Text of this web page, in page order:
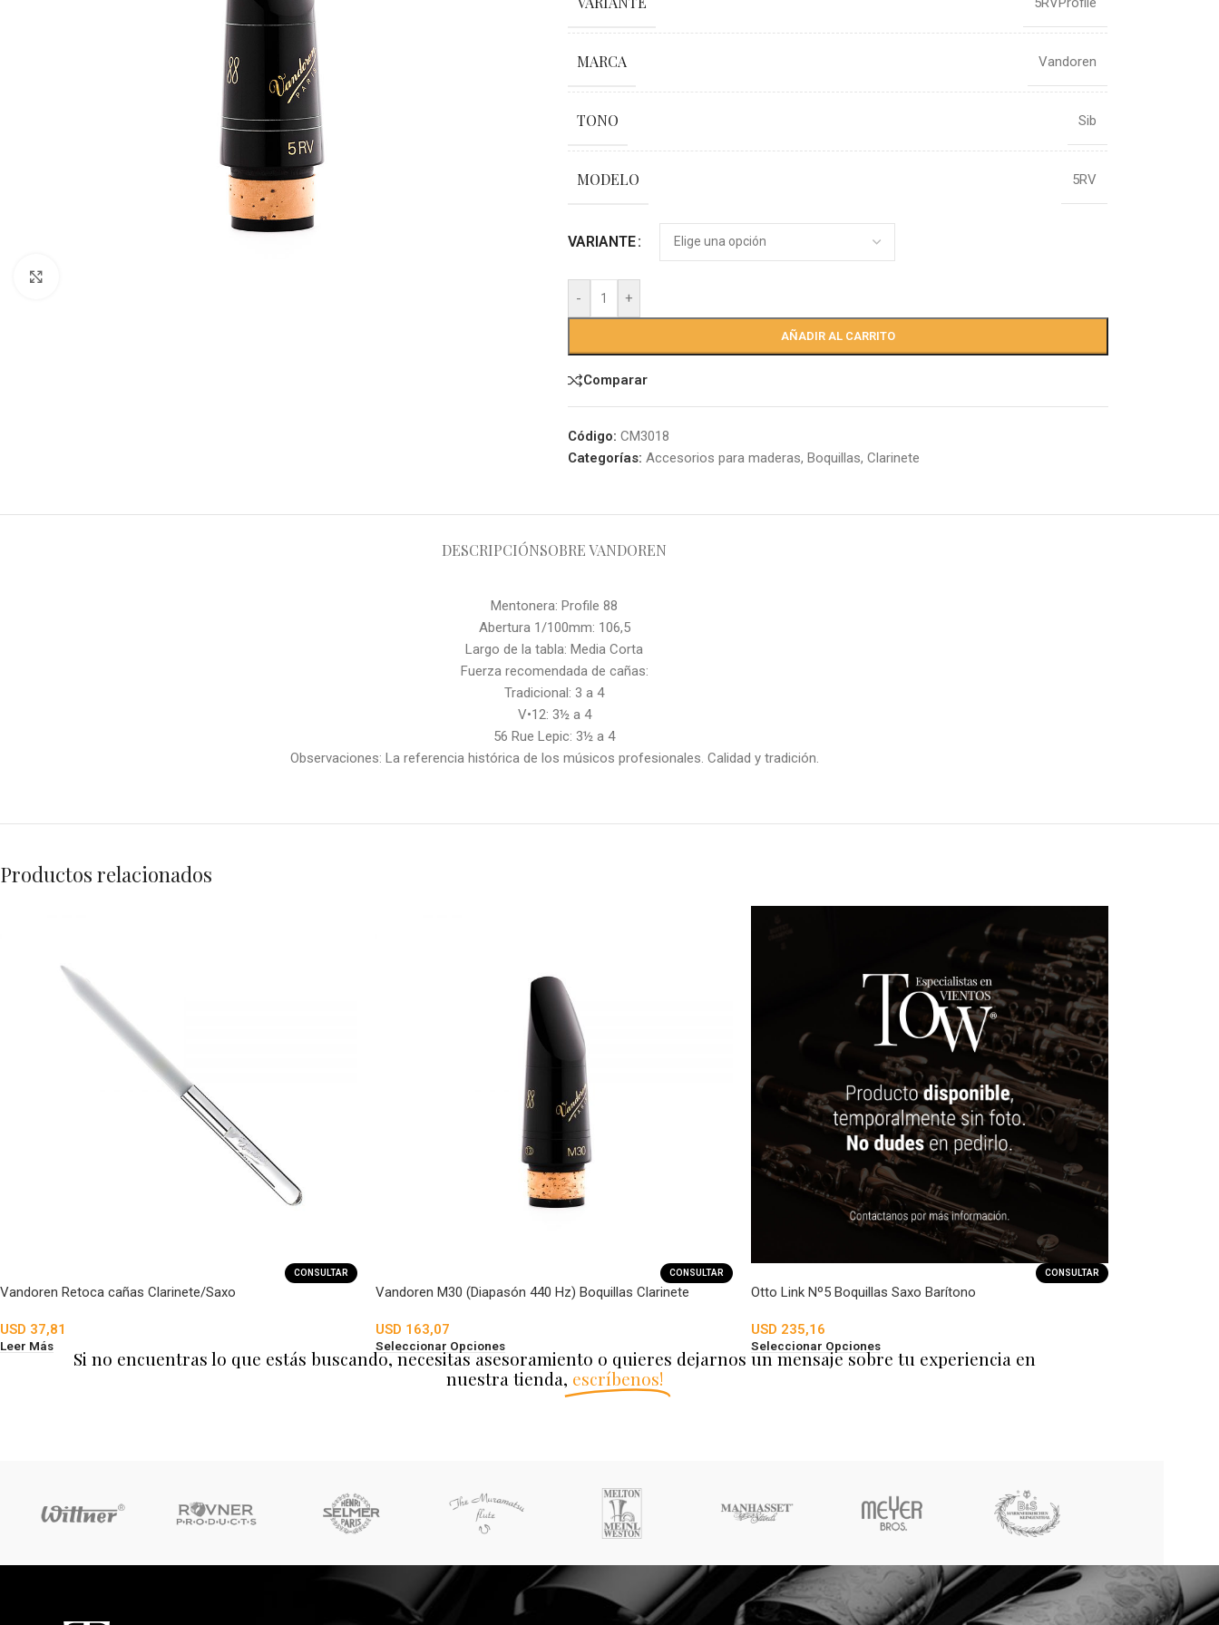
MARCA Vandoren
TONO Sib
MODELO 5RV
VARIANTE
- +
AÑADIR AL CARRITO
Comparar
Código: CM3018
Categorías: Accesorios para maderas, Boquillas, Clarinete
DESCRIPCIÓNSOBRE VANDOREN
Mentonera: Profile 88
Abertura 1/100mm: 106,5
Largo de la tabla: Media Corta
Fuerza recomendada de cañas:
Tradicional: 3 a 4
V•12: 3½ a 4
56 Rue Lepic: 3½ a 4
Observaciones: La referencia histórica de los músicos profesionales. Calidad y tradición.
Productos relacionados
CONSULTAR
Vandoren Retoca cañas Clarinete/Saxo
USD 37,81
Leer Más
CONSULTAR
Vandoren M30 (Diapasón 440 Hz) Boquillas Clarinete
USD 163,07
Seleccionar Opciones
CONSULTAR
Otto Link Nº5 Boquillas Saxo Barítono
USD 235,16
Seleccionar Opciones
Si no encuentras lo que estás buscando, necesitas asesoramiento o quieres dejarnos un mensaje sobre tu experiencia en
nuestra tienda, escríbenos!